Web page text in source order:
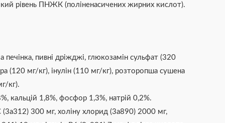
рівень ПНЖК (поліненасичених жирних кислот).
пивні дріжджі, глюкозамін сульфат (320
(120 мг/кг), інулін (110 мг/кг), розторопша сушена
кг).
кальцій 1,8%, фосфор 1,3%, натрій 0,2%.
(3a312) 300 мг, холіну хлорид (3a890) 2000 мг,